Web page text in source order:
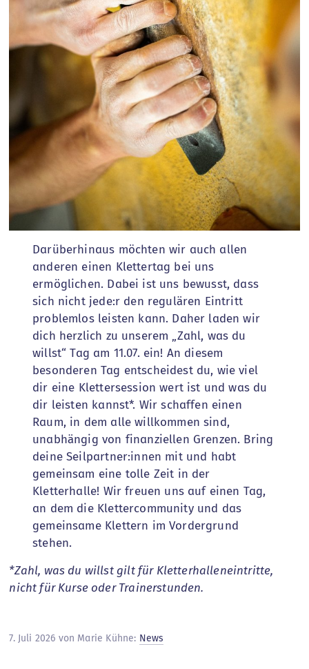
Darüberhinaus möchten wir auch allen
anderen einen Klettertag bei uns
ermöglichen. Dabei ist uns bewusst, dass
sich nicht jede:r den regulären Eintritt
problemlos leisten kann. Daher laden wir
dich herzlich zu unserem „Zahl, was du
willst“ Tag am 11.07. ein! An diesem
besonderen Tag entscheidest du, wie viel
dir eine Klettersession wert ist und was du
dir leisten kannst*. Wir schaffen einen
Raum, in dem alle willkommen sind,
unabhängig von finanziellen Grenzen. Bring
deine Seilpartner:innen mit und habt
gemeinsam eine tolle Zeit in der
Kletterhalle! Wir freuen uns auf einen Tag,
an dem die Klettercommunity und das
gemeinsame Klettern im Vordergrund
stehen.
*Zahl, was du willst gilt für Kletterhalleneintritte,
nicht für Kurse oder Trainerstunden.
7. Juli 2026 von Marie Kühne: News